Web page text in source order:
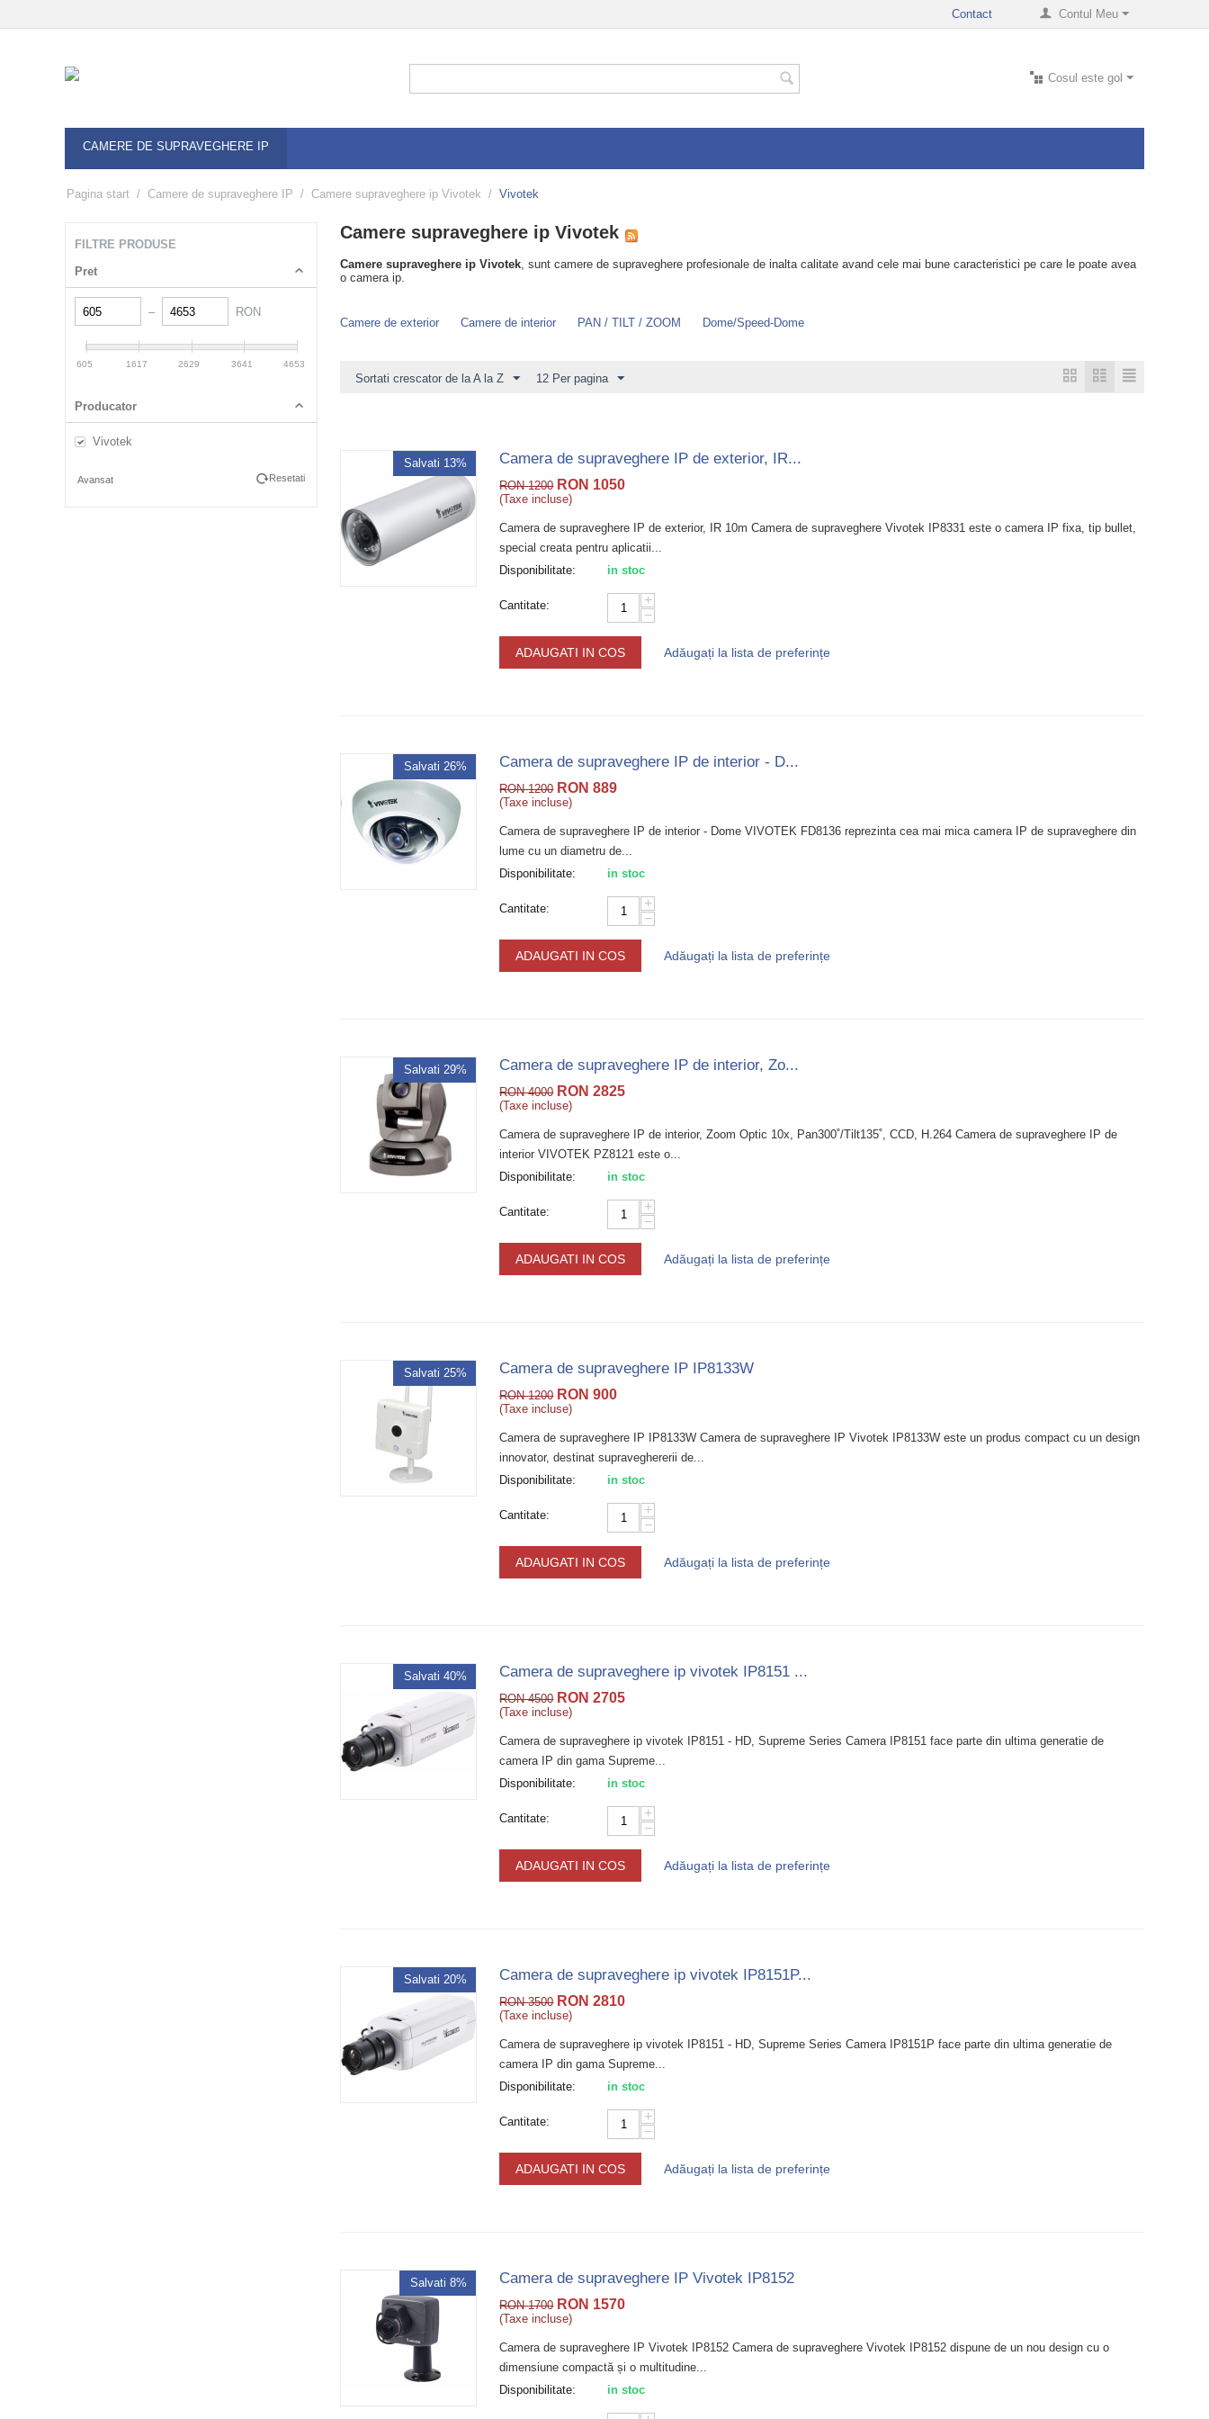
Contul Meu
Contact
Cosul este gol
CAMERE DE SUPRAVEGHERE IP
Pagina start / Camere de supraveghere IP / Camere supraveghere ip Vivotek / Vivotek
FILTRE PRODUSE
Pret
– RON
605 1617 2629 3641 4653
Producator
Vivotek
Avansat Resetati
Camere supraveghere ip Vivotek
Camere supraveghere ip Vivotek, sunt camere de supraveghere profesionale de inalta calitate avand cele mai bune caracteristici pe care le poate avea
o camera ip.
Camere de exterior Camere de interior PAN / TILT / ZOOM Dome/Speed-Dome
Sortati crescator de la A la Z 12 Per pagina
Salvati 13% Camera de supraveghere IP de exterior, IR...
RON1200 RON 1050
(Taxe incluse)
Camera de supraveghere IP de exterior, IR 10m Camera de supraveghere Vivotek IP8331 este o camera IP fixa, tip bullet,
special creata pentru aplicatii...
Disponibilitate:
in stoc
Cantitate:
+
−
ADAUGATI IN COS Adăugați la lista de preferințe
Salvati 26% Camera de supraveghere IP de interior - D...
RON1200 RON889
(Taxe incluse)
Camera de supraveghere IP de interior - Dome VIVOTEK FD8136 reprezinta cea mai mica camera IP de supraveghere din
lume cu un diametru de...
Disponibilitate:
in stoc
Cantitate:
+
−
ADAUGATI IN COS Adăugați la lista de preferințe
Salvati 29% Camera de supraveghere IP de interior, Zo...
RON4000 RON2825
(Taxe incluse)
Camera de supraveghere IP de interior, Zoom Optic 10x, Pan300˚/Tilt135˚, CCD, H.264 Camera de supraveghere IP de
interior VIVOTEK PZ8121 este o...
Disponibilitate:
in stoc
Cantitate:
+
−
ADAUGATI IN COS Adăugați la lista de preferințe
Salvati 25% Camera de supraveghere IP IP8133W
RON1200 RON900
(Taxe incluse)
Camera de supraveghere IP IP8133W Camera de supraveghere IP Vivotek IP8133W este un produs compact cu un design
innovator, destinat supraveghererii de...
Disponibilitate:
in stoc
Cantitate:
+
−
ADAUGATI IN COS Adăugați la lista de preferințe
Salvati 40% Camera de supraveghere ip vivotek IP8151 ...
RON4500 RON2705
(Taxe incluse)
Camera de supraveghere ip vivotek IP8151 - HD, Supreme Series Camera IP8151 face parte din ultima generatie de
camera IP din gama Supreme...
Disponibilitate:
in stoc
Cantitate:
+
−
ADAUGATI IN COS Adăugați la lista de preferințe
Salvati 20% Camera de supraveghere ip vivotek IP8151P...
RON3500 RON2810
(Taxe incluse)
Camera de supraveghere ip vivotek IP8151 - HD, Supreme Series Camera IP8151P face parte din ultima generatie de
camera IP din gama Supreme...
Disponibilitate:
in stoc
Cantitate:
+
−
ADAUGATI IN COS Adăugați la lista de preferințe
Salvati 8% Camera de supraveghere IP Vivotek IP8152
RON1700 RON 1570
(Taxe incluse)
Camera de supraveghere IP Vivotek IP8152 Camera de supraveghere Vivotek IP8152 dispune de un nou design cu o
dimensiune compactă și o multitudine...
Disponibilitate:
in stoc